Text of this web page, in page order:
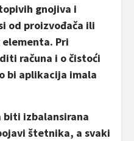
gnojiva i
od proizvođača ili
Pri
računa i o čistoći
bi aplikacija imala
biti izbalansirana
štetnika, a svaki